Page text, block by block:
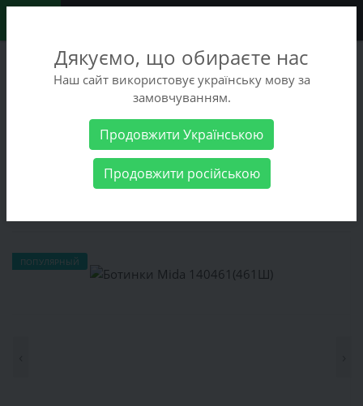
+38 (068) 486-90-09
+38 (093) 486-90-09
Мужские товары Мужская обувь
Ботинки Mida
ПОПУЛЯРНЫЙ
Дякуємо, що обираєте нас
Наш сайт використовує українську мову за
замовчуванням.
Продовжити Українською
Продовжити російською